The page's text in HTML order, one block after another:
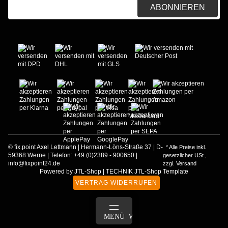
ABONNIEREN
© fix.point Axel Lettmann | Hermann-Löns-Straße 37 | D-
59368 Werne | Telefon: +49 (0)2389 - 900650 |
info@fixpoint24.de
* Alle Preise inkl.
gesetzlicher USt.,
zzgl.Versand
Powered by JTL-Shop
TECHNIK JTL-Shop Template
VERTRAG WIDERRUFEN
MENÜ WARENKORB